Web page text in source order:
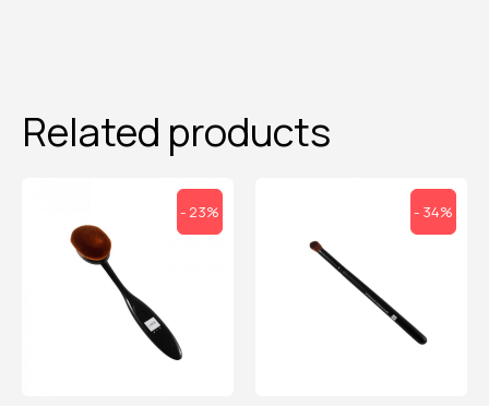
Related products
- 23% - 34%